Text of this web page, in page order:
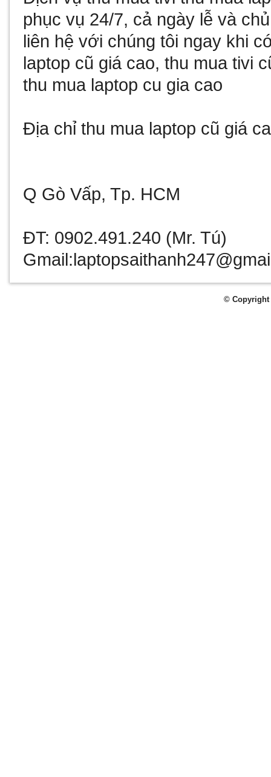
phục vụ 24/7, cả ngày lễ và
liên hệ với chúng tôi ngay khi
laptop cũ giá cao, thu mua tivi
thu mua laptop cu gia cao
Địa chỉ thu mua laptop cũ giá
Q Gò Vấp, Tp. HCM
ĐT: 0902.491.240 (Mr. Tú)
© Copyright